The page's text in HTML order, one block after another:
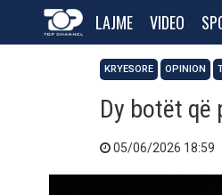
LAJME VIDEO
KRYESORE OPINION
Dy botët që
05/06/2026 18:59